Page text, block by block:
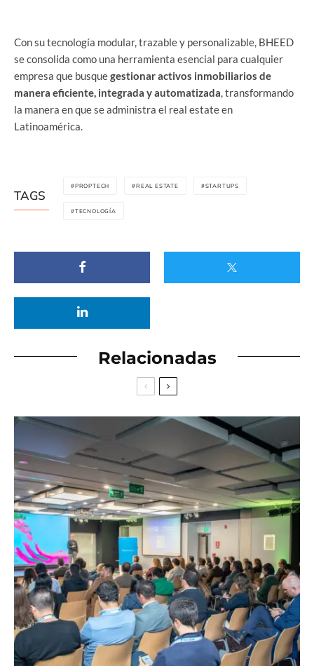
Con su tecnología modular, trazable y personalizable, BHEED
se consolida como una herramienta esencial para cualquier
empresa que busquegestionar activos inmobiliarios de
manera eficiente, integrada y automatizada, transformando
la manera en que se administra el real estate en
Latinoamérica.
TAGS
PROPTECH REAL ESTATE STARTUPS
TECNOLOGÍA
Relacionadas